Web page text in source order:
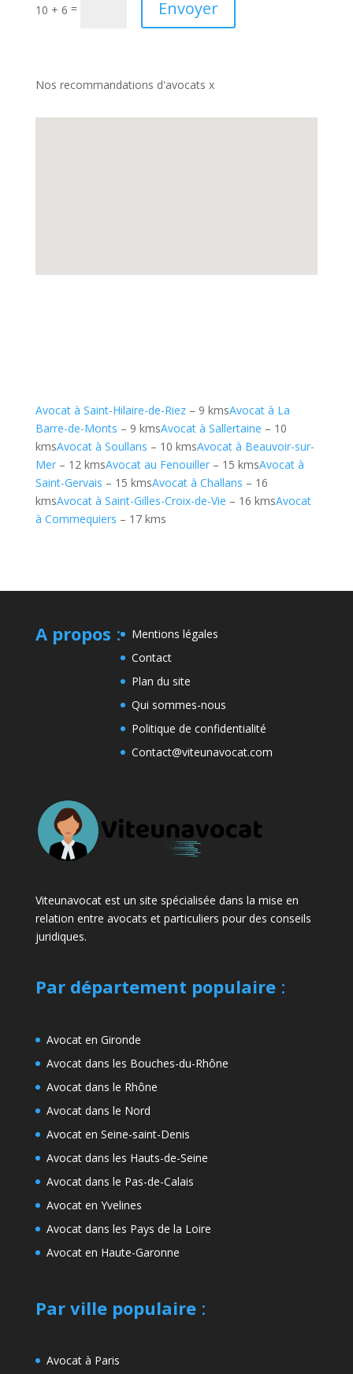
10 + 6 = Envoyer
Nos recommandations d'avocats x
Avocat à Saint-Hilaire-de-Riez– 9 kmsAvocat à La
Barre-de-Monts – 9 kmsAvocat à Sallertaine – 10
kmsAvocat à Soullans – 10 kmsAvocat à Beauvoir-sur-
Mer– 12 kmsAvocat au Fenouiller– 15 kmsAvocat à
Saint-Gervais – 15 kmsAvocat à Challans – 16
kmsAvocat à Saint-Gilles-Croix-de-Vie – 16 kmsAvocat
à Commequiers – 17 kms
A propos :
Mentions légales
Contact
Plan du site
Qui sommes-nous
Politique de confidentialité
Contact@viteunavocat.com
Viteunavocat est un site spécialisée dans la mise en
relation entre avocats et particuliers pour des conseils
juridiques.
Par département populaire:
Avocat en Gironde
Avocat dans les Bouches-du-Rhône
Avocat dans le Rhône
Avocat dans le Nord
Avocat en Seine-saint-Denis
Avocat dans les Hauts-de-Seine
Avocat dans le Pas-de-Calais
Avocat en Yvelines
Avocat dans les Pays de la Loire
Avocat en Haute-Garonne
Par ville populaire:
Avocat à Paris